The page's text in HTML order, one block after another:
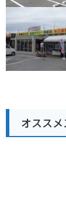
オスス